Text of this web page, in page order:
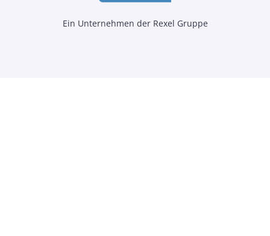
Ein Unternehmen der Rexel Gruppe